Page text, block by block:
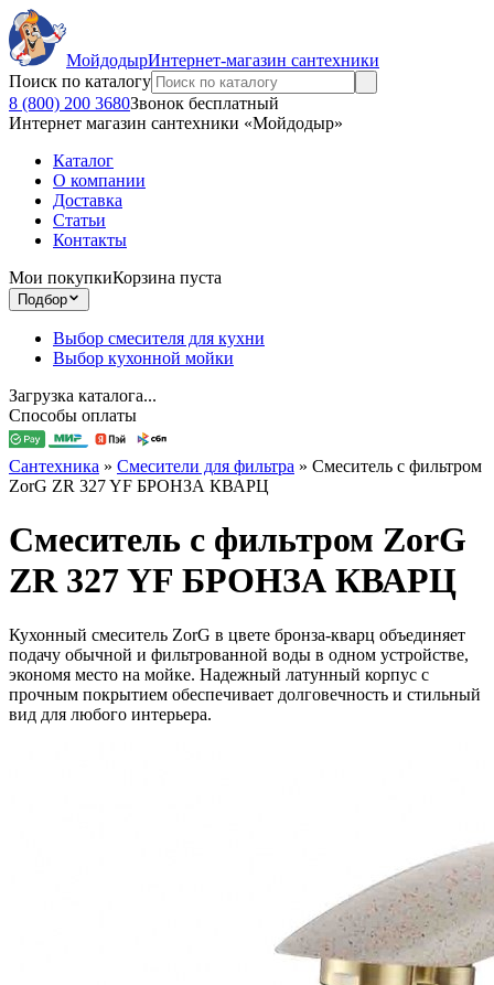
МойдодырИнтернет-магазин сантехники
Поиск по каталогу
8 (800) 200 3680Звонок бесплатный
Интернет магазин сантехники «Мойдодыр»
Каталог
О компании
Доставка
Статьи
Контакты
Мои покупкиКорзина пуста
Подбор
Выбор смесителя для кухни
Выбор кухонной мойки
Загрузка каталога...
Способы оплаты
Сантехника » Смесители для фильтра » Смеситель с фильтром
ZorG ZR 327 YF БРОНЗА КВАРЦ
Смеситель с фильтром ZorG
ZR 327 YF БРОНЗА КВАРЦ
Кухонный смеситель ZorG в цвете бронза-кварц объединяет
подачу обычной и фильтрованной воды в одном устройстве,
экономя место на мойке. Надежный латунный корпус с
прочным покрытием обеспечивает долговечность и стильный
вид для любого интерьера.